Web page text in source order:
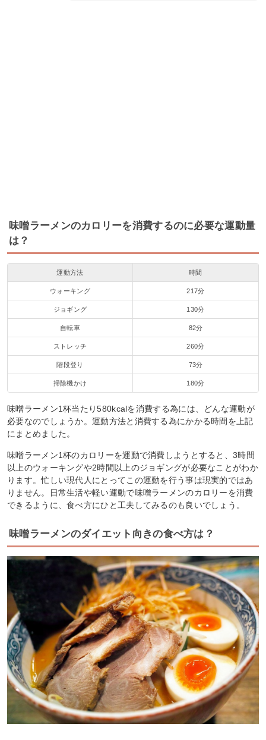
味噌ラーメンのカロリーを消費するのに必要な運動量
は？
運動方法 時間
ウォーキング 217分
ジョギング 130分
自転車 82分
ストレッチ 260分
階段登り 73分
掃除機かけ 180分
味噌ラーメン1杯当たり580kcalを消費する為には、どんな運動が
必要なのでしょうか。運動方法と消費する為にかかる時間を上記
にまとめました。
味噌ラーメン1杯のカロリーを運動で消費しようとすると、3時間
以上のウォーキングや2時間以上のジョギングが必要なことがわか
ります。忙しい現代人にとってこの運動を行う事は現実的ではあ
りません。日常生活や軽い運動で味噌ラーメンのカロリーを消費
できるように、食べ方にひと工夫してみるのも良いでしょう。
味噌ラーメンのダイエット向きの食べ方は？